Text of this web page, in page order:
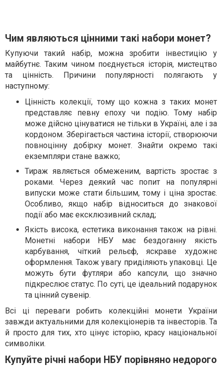
Чим являються цінними такі набори монет?
Купуючи такий набір, можна зробити інвестицію у
майбутнє. Таким чином поєднується історія, мистецтво
та цінність. Причини популярності полягають у
наступному:
Цінність колекції, тому що кожна з таких монет
представляє певну епоху чи подію. Тому набір
може дійсно цінуватися не тільки в Україні, але і за
кордоном. Зберігається частина історії, створюючи
повноцінну добірку монет. Знайти окремо такі
екземпляри стане важко;
Тираж являється обмеженим, вартість зростає з
роками. Через деякий час попит на популярні
випуски може стати більшим, тому і ціна зростає.
Особливо, якщо набір відноситься до знакової
події або має ексклюзивний склад;
Якість висока, естетика виконання також на рівні.
Монетні набори НБУ має бездоганну якість
карбування, чіткий рельєф, яскраве художнє
оформлення. Також увагу приділяють упаковці. Це
можуть бути футляри або капсули, що значно
підкреслює статус. По суті, це ідеальний подарунок
та цінний сувенір.
Всі ці переваги робить колекційні монети України
завжди актуальними для колекціонерів та інвесторів. Та
й просто для тих, хто цінує історію, красу національної
символіки.
Купуйте річні набори НБУ порівняно недорого